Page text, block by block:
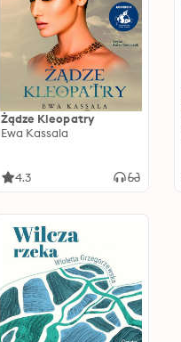
Żądze Kleopatry
Ewa Kassala
4.3